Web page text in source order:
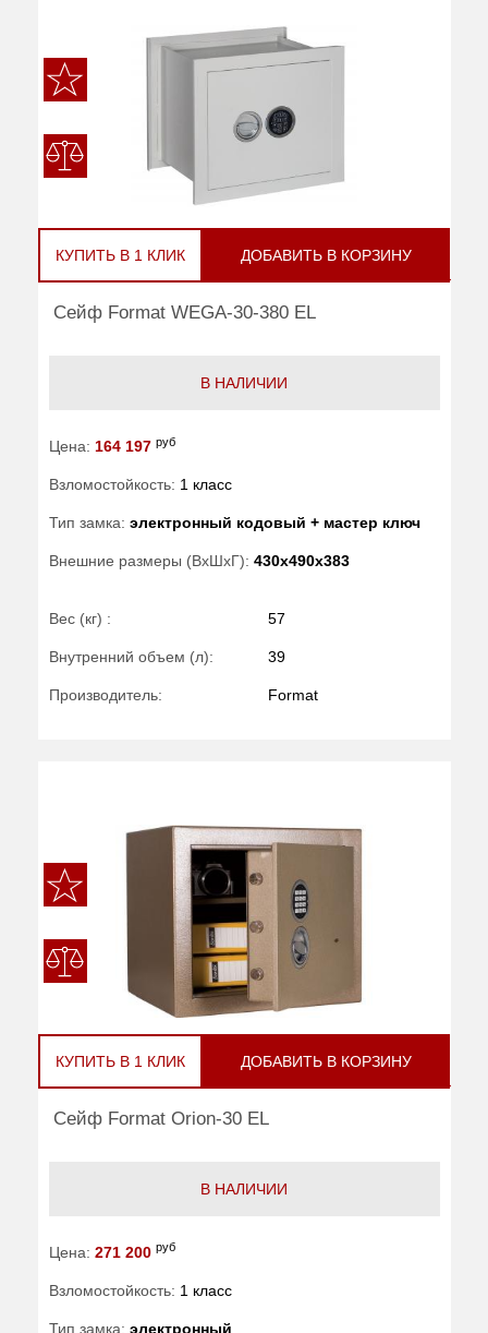
КУПИТЬ В 1 КЛИК ДОБАВИТЬ В КОРЗИНУ
Сейф Format WEGA-30-380 EL
В НАЛИЧИИ
Цена: 164 197 руб
Взломостойкость: 1 класс
Тип замка: электронный кодовый + мастер ключ
Внешние размеры (ВхШхГ): 430x490x383
Вес (кг) : 57
Внутренний объем (л): 39
Производитель: Format
КУПИТЬ В 1 КЛИК ДОБАВИТЬ В КОРЗИНУ
Сейф Format Orion-30 EL
В НАЛИЧИИ
Цена: 271 200 руб
Взломостойкость: 1 класс
Тип замка: электронный